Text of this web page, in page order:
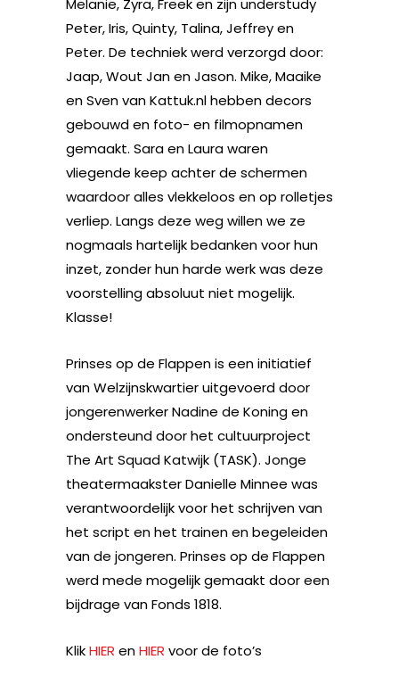
Melanie, Zyra, Freek en zijn understudy
Peter, Iris, Quinty, Talina, Jeffrey en
Peter. De techniek werd verzorgd door:
Jaap, Wout Jan en Jason. Mike, Maaike
en Sven van Kattuk.nl hebben decors
gebouwd en foto- en filmopnamen
gemaakt. Sara en Laura waren
vliegende keep achter de schermen
waardoor alles vlekkeloos en op rolletjes
verliep. Langs deze weg willen we ze
nogmaals hartelijk bedanken voor hun
inzet, zonder hun harde werk was deze
voorstelling absoluut niet mogelijk.
Klasse!
Prinses op de Flappen is een initiatief
van Welzijnskwartier uitgevoerd door
jongerenwerker Nadine de Koning en
ondersteund door het cultuurproject
The Art Squad Katwijk (TASK). Jonge
theatermaakster Danielle Minnee was
verantwoordelijk voor het schrijven van
het script en het trainen en begeleiden
van de jongeren. Prinses op de Flappen
werd mede mogelijk gemaakt door een
bijdrage van Fonds 1818.
KlikHIER enHIER voor de foto’s